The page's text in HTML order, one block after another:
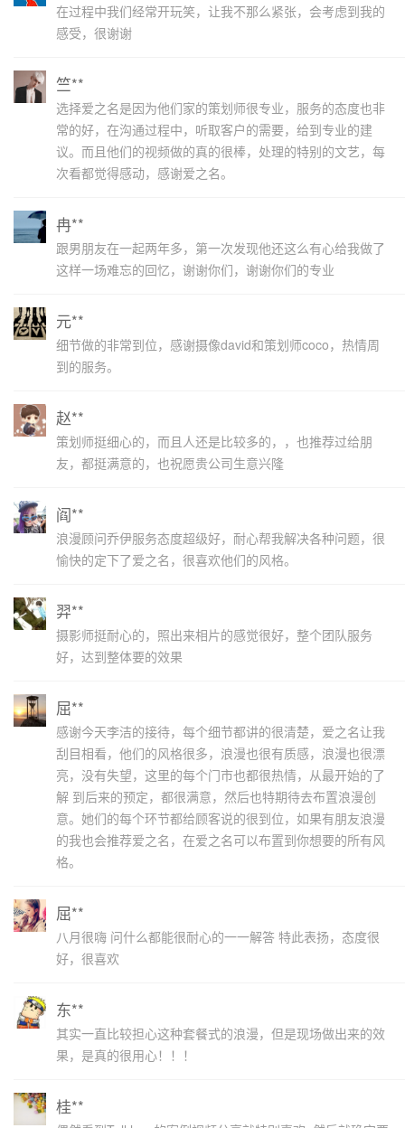
在过程中我们经常开玩笑，让我不那么紧张，会考虑到我的
感受，很谢谢
竺**
选择爱之名是因为他们家的策划师很专业，服务的态度也非
常的好，在沟通过程中，听取客户的需要，给到专业的建
议。而且他们的视频做的真的很棒，处理的特别的文艺，每
次看都觉得感动，感谢爱之名。
冉**
跟男朋友在一起两年多，第一次发现他还这么有心给我做了
这样一场难忘的回忆，谢谢你们，谢谢你们的专业
元**
细节做的非常到位，感谢摄像david和策划师coco，热情周
到的服务。
赵**
策划师挺细心的，而且人还是比较多的，，也推荐过给朋
友，都挺满意的，也祝愿贵公司生意兴隆
阎**
浪漫顾问乔伊服务态度超级好，耐心帮我解决各种问题，很
愉快的定下了爱之名，很喜欢他们的风格。
羿**
摄影师挺耐心的，照出来相片的感觉很好，整个团队服务
好，达到整体要的效果
屈**
感谢今天李洁的接待，每个细节都讲的很清楚，爱之名让我
刮目相看，他们的风格很多，浪漫也很有质感，浪漫也很漂
亮，没有失望，这里的每个门市也都很热情，从最开始的了
解 到后来的预定，都很满意，然后也特期待去布置浪漫创
意。她们的每个环节都给顾客说的很到位，如果有朋友浪漫
的我也会推荐爱之名，在爱之名可以布置到你想要的所有风
格。
屈**
八月很嗨 问什么都能很耐心的一一解答 特此表扬，态度很
好，很喜欢
东**
其实一直比较担心这种套餐式的浪漫，但是现场做出来的效
果，是真的很用心！！！
桂**